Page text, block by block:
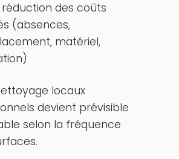
réduction des coûts
(absences,
matériel,
locaux
devient prévisible
selon la fréquence